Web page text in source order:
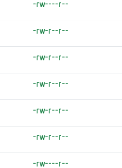
-rw----r--
-rw-r--r--
-rw-r--r--
-rw-r--r--
-rw-r--r--
-rw-r--r--
-rw----r--